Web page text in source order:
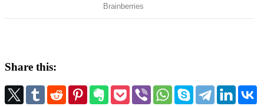
Share this: